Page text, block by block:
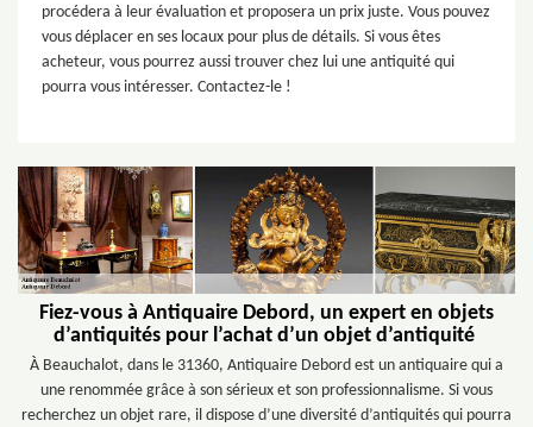
procédera à leur évaluation et proposera un prix juste. Vous pouvez
vous déplacer en ses locaux pour plus de détails. Si vous êtes
acheteur, vous pourrez aussi trouver chez lui une antiquité qui
pourra vous intéresser. Contactez-le !
Fiez-vous à Antiquaire Debord, un expert en objets
d’antiquités pour l’achat d’un objet d’antiquité
À Beauchalot, dans le 31360, Antiquaire Debord est un antiquaire qui a
une renommée grâce à son sérieux et son professionnalisme. Si vous
recherchez un objet rare, il dispose d’une diversité d’antiquités qui pourra